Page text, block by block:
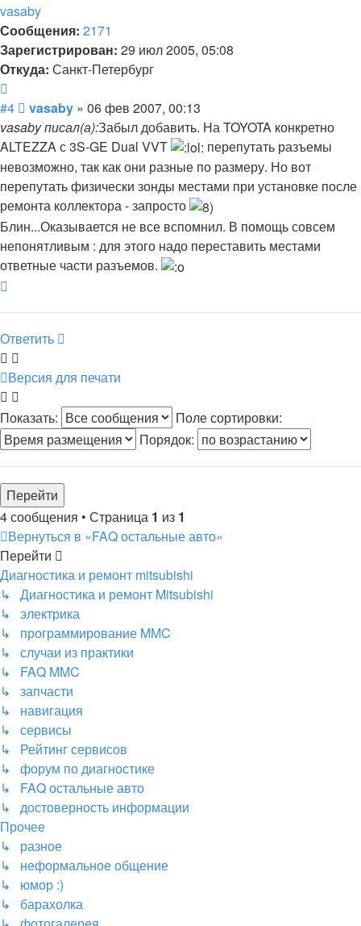
vasaby
Сообщения: 2171
Зарегистрирован: 29 июл 2005, 05:08
Откуда: Санкт-Петербург
#4
Сообщение
vasaby » 06 фев 2007, 00:13
vasaby писал(а):Забыл добавить. На TOYOTA конкретно
ALTEZZA с 3S-GE Dual VVT
перепутать разъемы
невозможно, так как они разные по размеру. Но вот
перепутать физически зонды местами при установке после
ремонта коллектора - запросто
Блин...Оказывается не все вспомнил. В помощь совсем
непонятливым : для этого надо переставить местами
ответные части разъемов.
Ответить
Версия для печати
Показать:
Поле сортировки:
Порядок:
4 сообщения • Страница 1 из 1
Вернуться в «FAQ остальные авто»
Перейти
Диагностика и ремонт mitsubishi
↳ Диагностика и ремонт Mitsubishi
↳ электрика
↳ программирование MMC
↳ случаи из практики
↳ FAQ MMC
↳ запчасти
↳ навигация
↳ сервисы
↳ Рейтинг сервисов
↳ форум по диагностике
↳ FAQ остальные авто
↳ достоверность информации
Прочее
↳ разное
↳ неформальное общение
↳ юмор :)
↳ барахолка